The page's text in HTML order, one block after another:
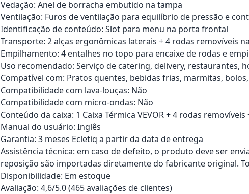
Vedação: Anel de borracha embutido na tampa
Ventilação: Furos de ventilação para equilíbrio de pressão e
Identificação de conteúdo: Slot para menu na porta frontal
Transporte: 2 alças ergonômicas laterais + 4 rodas removíveis
Empilhamento: 4 entalhes no topo para encaixe de rodas e
Uso recomendado: Serviço de catering, delivery, restaurantes,
Compatível com: Pratos quentes, bebidas frias, marmitas,
Compatibilidade com lava-louças: Não
Compatibilidade com micro-ondas: Não
Conteúdo da caixa: 1 Caixa Térmica VEVOR + 4 rodas
Manual do usuário: Inglês
Garantia: 3 meses Ecletiq a partir da data de entrega
Assistência técnica: em caso de defeito, o produto deve ser
reposição são importadas diretamente do fabricante original.
Disponibilidade: Em estoque
Avaliação: 4,6/5.0 (465 avaliações de clientes)